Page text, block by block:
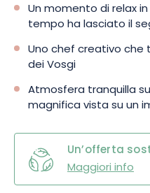
Un momento di relax
tempo ha lasciato il
Uno chef creativo che
dei Vosgi
Atmosfera tranquilla
magnifica vista su un
Un’offerta
Maggiori info